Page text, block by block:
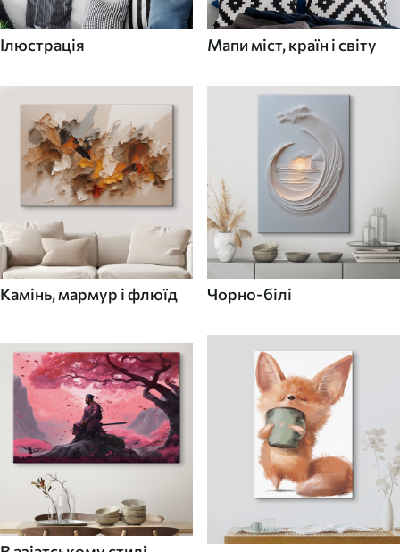
Ілюстрація Мапи міст, країн і світу
Камінь, мармур і флюїд Чорно-білі